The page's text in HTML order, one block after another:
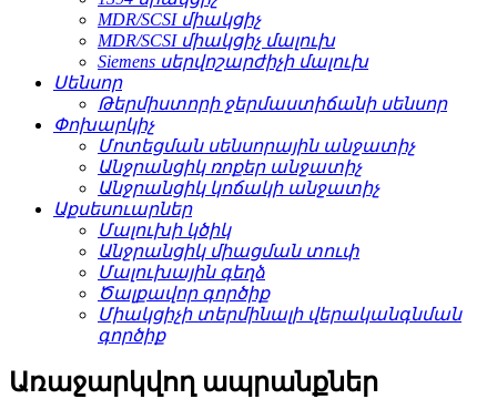
MDR/SCSI միակցիչ
MDR/SCSI միակցիչ մալուխ
Siemens սերվոշարժիչի մալուխ
Սենսոր
Թերմիստորի ջերմաստիճանի սենսոր
Փոխարկիչ
Մոտեցման սենսորային անջատիչ
Անջրանցիկ ռոքեր անջատիչ
Անջրանցիկ կոճակի անջատիչ
Աքսեսուարներ
Մալուխի կծիկ
Անջրանցիկ միացման տուփ
Մալուխային գեղձ
Ծալքավոր գործիք
Միակցիչի տերմինալի վերականգնման
գործիք
Առաջարկվող ապրանքներ